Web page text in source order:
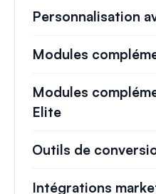
Personnalisation
Modules
Modules
Elite
Outils de
Intégrations